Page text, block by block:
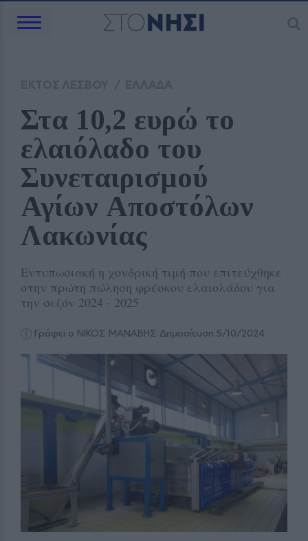
Στα 10,2 ευρώ το
ελαιόλαδο του
Συνεταιρισμού
Αγίων Αποστόλων
Λακωνίας
Εντυπωσιακή η χονδρική τιμή που επιτεύχθηκε
στην πρώτη πώληση φρέσκου ελαιολάδου για
την σεζόν 2024 - 2025
Γράφει ο ΝΙΚΟΣ ΜΑΝΑΒΗΣ Δημοσίευση 5/10/2024